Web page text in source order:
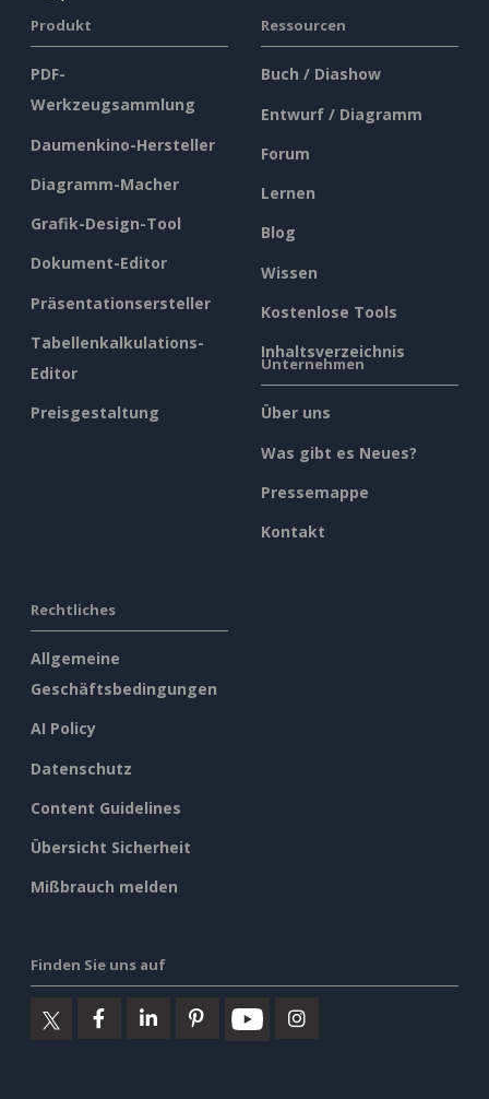
Produkt
PDF-
Werkzeugsammlung
Daumenkino-Hersteller
Diagramm-Macher
Grafik-Design-Tool
Dokument-Editor
Präsentationsersteller
Tabellenkalkulations-
Editor
Preisgestaltung
Ressourcen
Buch / Diashow
Entwurf / Diagramm
Forum
Lernen
Blog
Wissen
Kostenlose Tools
Inhaltsverzeichnis
Unternehmen
Über uns
Was gibt es Neues?
Pressemappe
Kontakt
Rechtliches
Allgemeine
Geschäftsbedingungen
AI Policy
Datenschutz
Content Guidelines
Übersicht Sicherheit
Mißbrauch melden
Finden Sie uns auf